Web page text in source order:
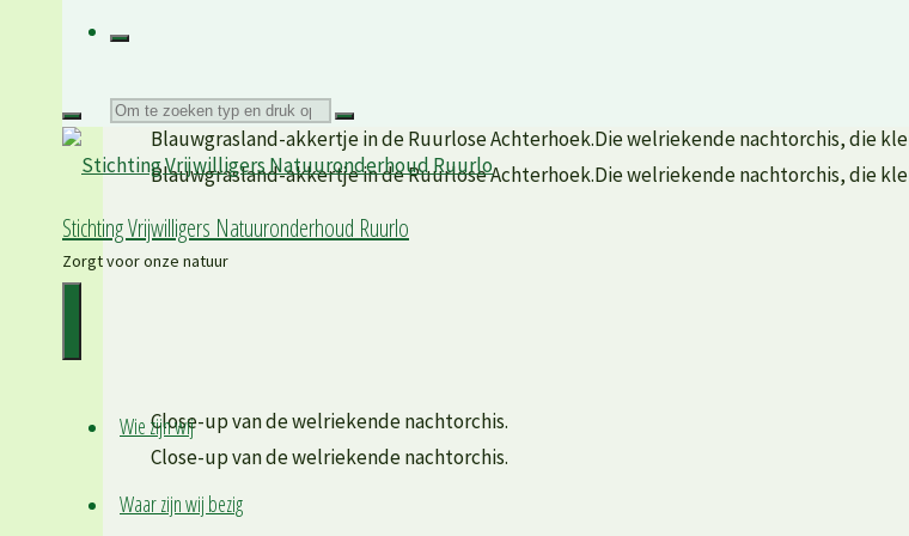
Zoeken
Stichting Vrijwilligers Natuur­onderhoud Ruurlo
Zorgt voor onze natuur
Wie zijn wij
Waar zijn wij bezig
Blauwgrasland-akkertje in de Ruurlose Achterhoek.Die welriekende nachtorchis, die
Blauwgrasland-akkertje in de Ruurlose Achterhoek.Die welriekende nachtorchis, die
Close-up van de welriekende nachtorchis.
Close-up van de welriekende nachtorchis.